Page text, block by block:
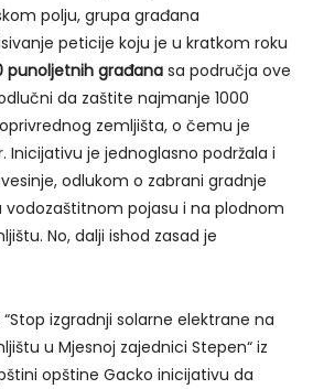
polju, grupa građana
peticije koju je u kratkom roku
punoljetnih građana sa područja ove
da zaštite najmanje 1000
zemljišta, o čemu je
Inicijativu je jednoglasno podržala i
odlukom o zabrani gradnje
vodozaštitnom pojasu i na plodnom
No, dalji ishod zasad je
izgradnji solarne elektrane na
u Mjesnoj zajednici Stepen“ iz
opštine Gacko inicijativu da